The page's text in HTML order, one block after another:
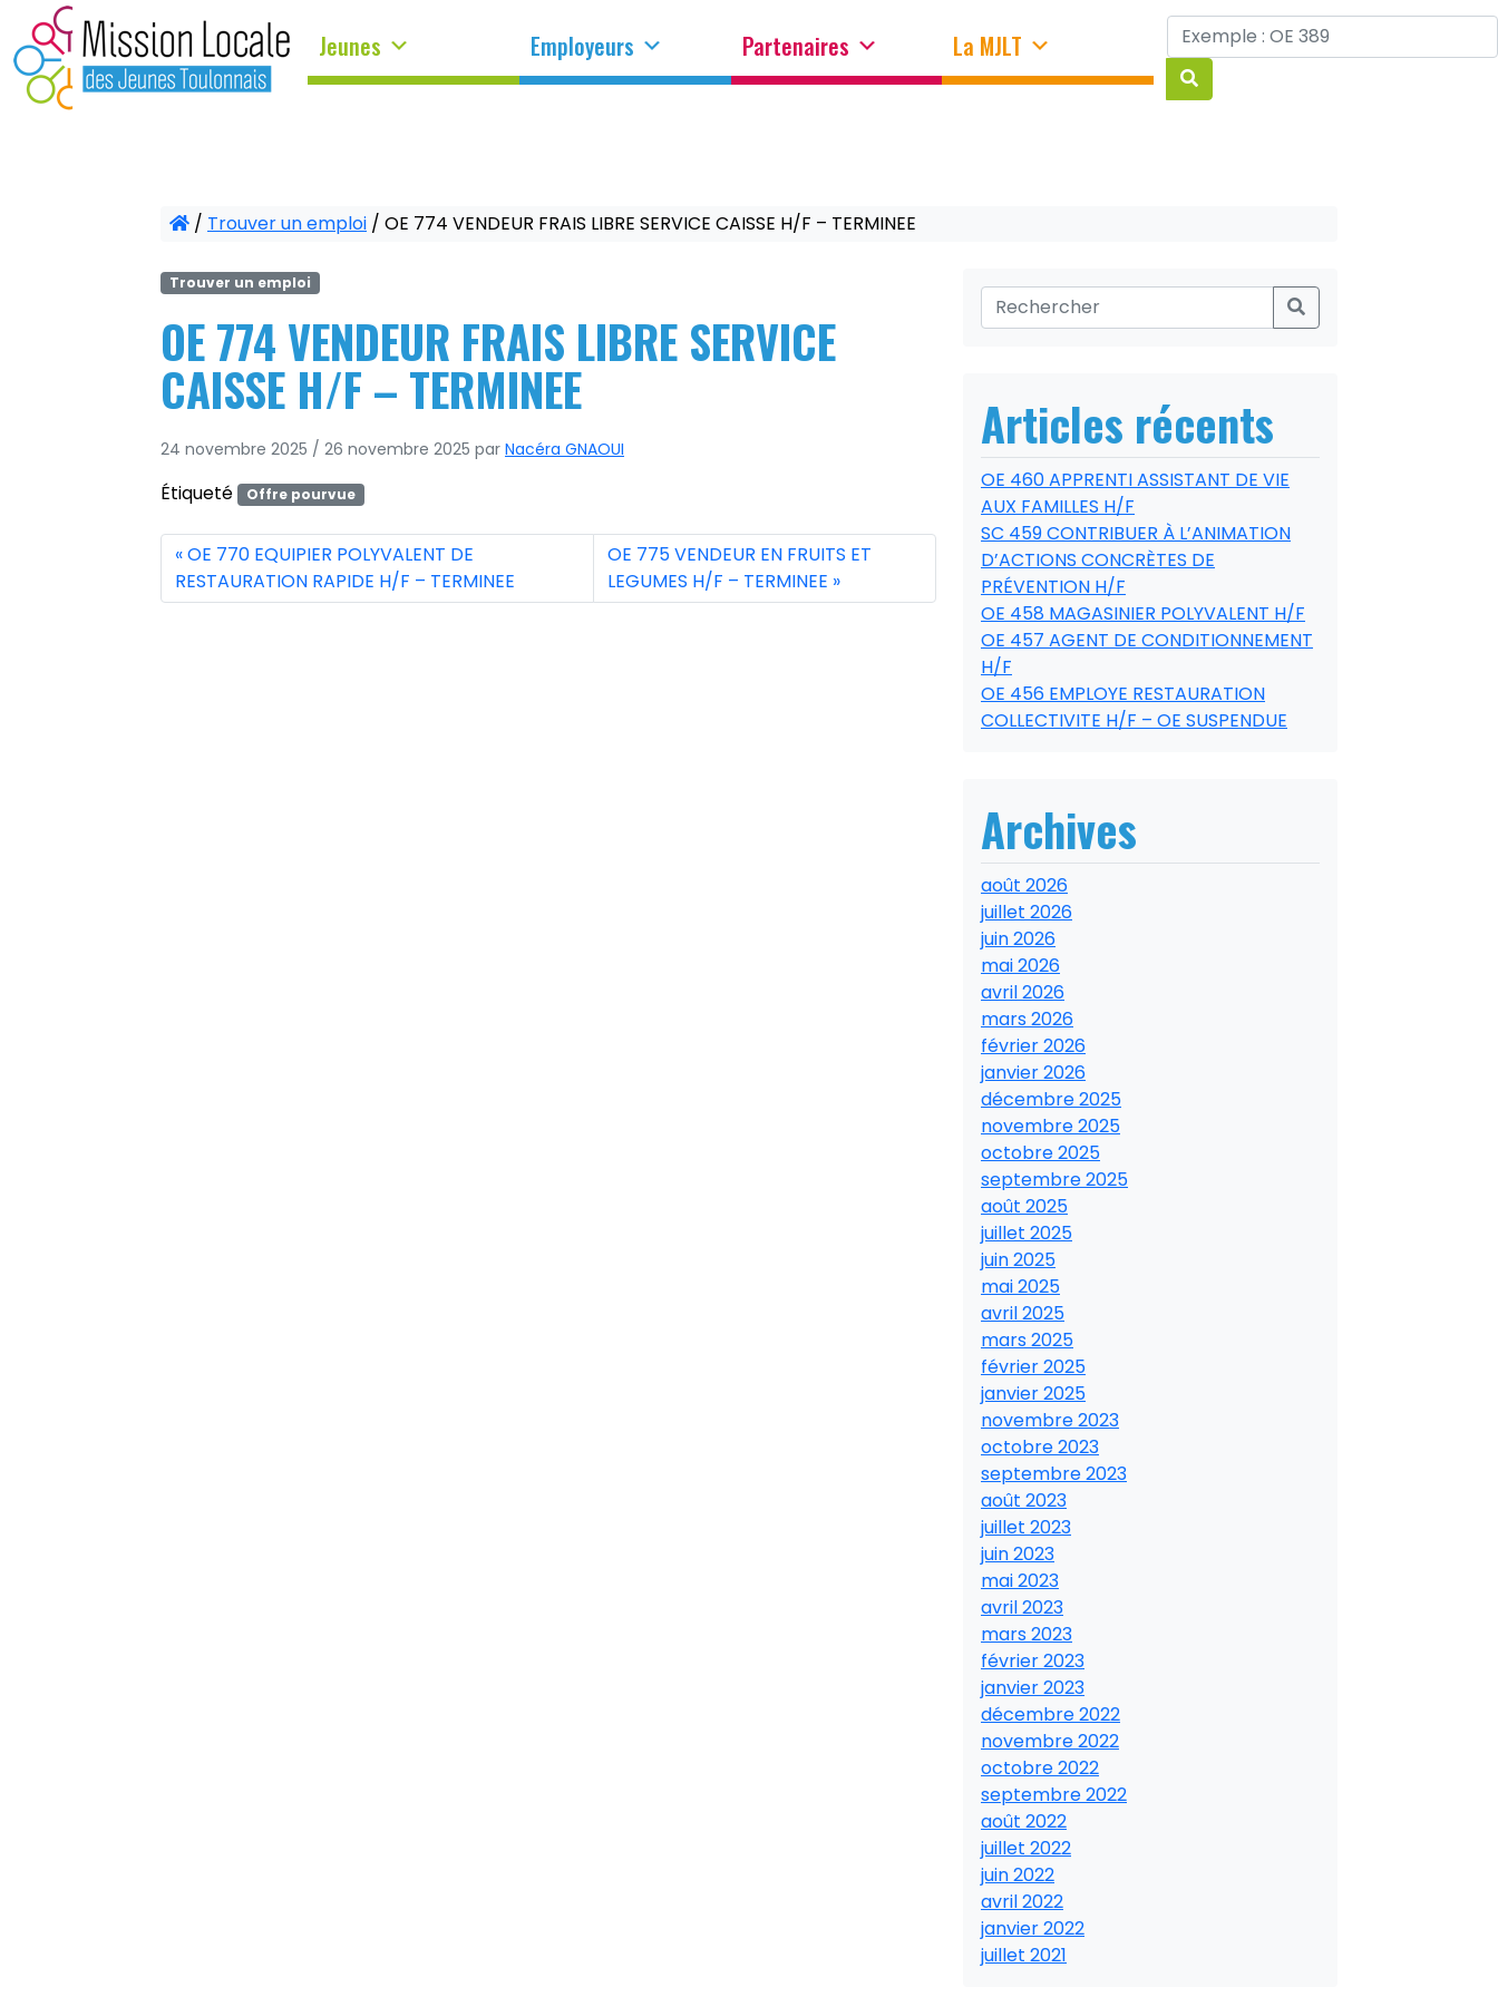
Jeunes Employeurs Partenaires La MJLT
/ Trouver un emploi / OE 774 VENDEUR FRAIS LIBRE SERVICE CAISSE H/F – TERMINEE
Trouver un emploi
OE 774 VENDEUR FRAIS LIBRE SERVICE
CAISSE H/F – TERMINEE
24 novembre 2025 / 26 novembre 2025 par Nacéra GNAOUI
Étiqueté Offre pourvue
OE 770 EQUIPIER POLYVALENT DE
RESTAURATION RAPIDE H/F – TERMINEE
OE 775 VENDEUR EN FRUITS ET
LEGUMES H/F – TERMINEE
Articles récents
OE 460 APPRENTI ASSISTANT DE VIE
AUX FAMILLES H/F
SC 459 CONTRIBUER À L’ANIMATION
D’ACTIONS CONCRÈTES DE
PRÉVENTION H/F
OE 458 MAGASINIER POLYVALENT H/F
OE 457 AGENT DE CONDITIONNEMENT
H/F
OE 456 EMPLOYE RESTAURATION
COLLECTIVITE H/F – OE SUSPENDUE
Archives
août 2026
juillet 2026
juin 2026
mai 2026
avril 2026
mars 2026
février 2026
janvier 2026
décembre 2025
novembre 2025
octobre 2025
septembre 2025
août 2025
juillet 2025
juin 2025
mai 2025
avril 2025
mars 2025
février 2025
janvier 2025
novembre 2023
octobre 2023
septembre 2023
août 2023
juillet 2023
juin 2023
mai 2023
avril 2023
mars 2023
février 2023
janvier 2023
décembre 2022
novembre 2022
octobre 2022
septembre 2022
août 2022
juillet 2022
juin 2022
avril 2022
janvier 2022
juillet 2021
Panneau de gestion des cookies